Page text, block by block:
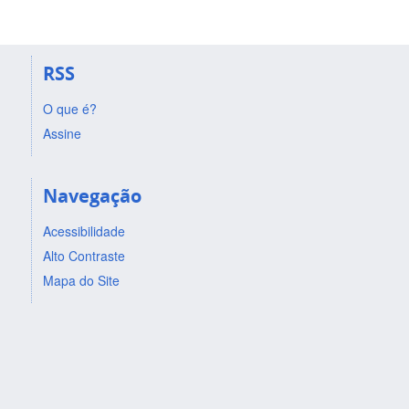
RSS
O que é?
Assine
Navegação
Acessibilidade
Alto Contraste
Mapa do Site